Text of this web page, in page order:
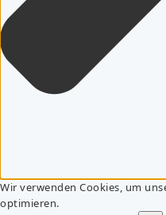
Wir verwenden Cookies, um
optimieren.